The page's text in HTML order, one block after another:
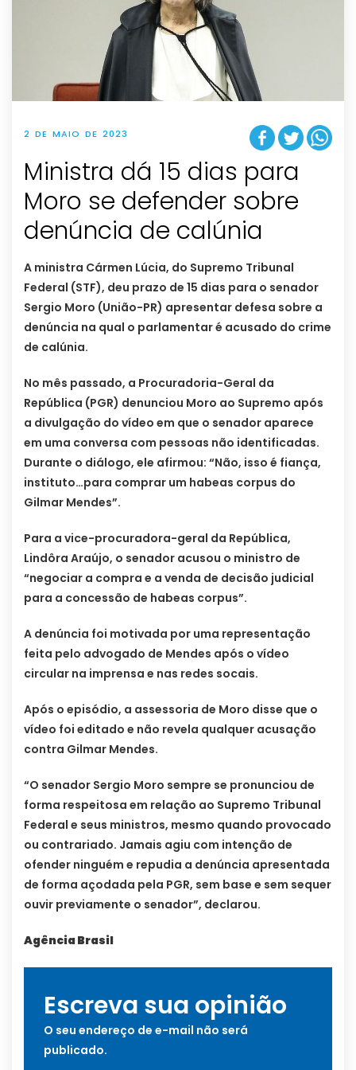
2 DE MAIO DE 2023
Ministra dá 15 dias para
Moro se defender sobre
denúncia de calúnia
A ministra Cármen Lúcia, do Supremo Tribunal
Federal (STF), deu prazo de 15 dias para o senador
Sergio Moro (União-PR) apresentar defesa sobre a
denúncia na qual o parlamentar é acusado do crime
de calúnia.
No mês passado, a Procuradoria-Geral da
República (PGR) denunciou Moro ao Supremo após
a divulgação do vídeo em que o senador aparece
em uma conversa com pessoas não identificadas.
Durante o diálogo, ele afirmou: “Não, isso é fiança,
instituto…para comprar um habeas corpus do
Gilmar Mendes”.
Para a vice-procuradora-geral da República,
Lindôra Araújo, o senador acusou o ministro de
“negociar a compra e a venda de decisão judicial
para a concessão de habeas corpus”.
A denúncia foi motivada por uma representação
feita pelo advogado de Mendes após o vídeo
circular na imprensa e nas redes socais.
Após o episódio, a assessoria de Moro disse que o
vídeo foi editado e não revela qualquer acusação
contra Gilmar Mendes.
“O senador Sergio Moro sempre se pronunciou de
forma respeitosa em relação ao Supremo Tribunal
Federal e seus ministros, mesmo quando provocado
ou contrariado. Jamais agiu com intenção de
ofender ninguém e repudia a denúncia apresentada
de forma açodada pela PGR, sem base e sem sequer
ouvir previamente o senador”, declarou.
Agência Brasil
Escreva sua opinião
O seu endereço de e-mail não será
publicado.